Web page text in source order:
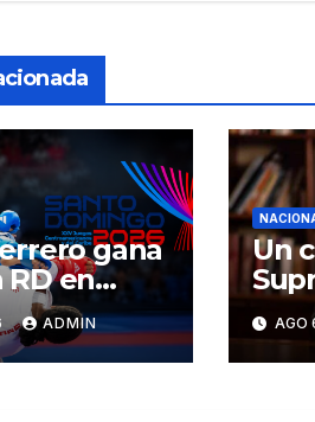
gana
RD en
-55
2026
ADMIN
Un
serAGO